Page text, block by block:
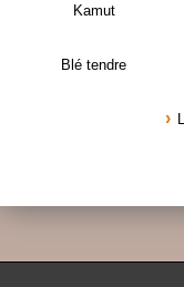
Kamut
Blé tendre